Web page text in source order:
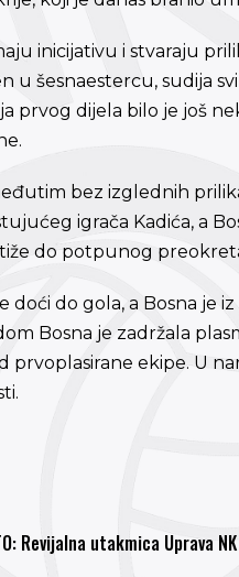
inicijativu i stvaraju
u šesnaestercu, sudija
prvog dijela bilo je još
bez izglednih
igrača Kadića, a
do potpunog preokreta
doći do gola, a Bosna je
Bosna je zadržala
prvoplasirane ekipe. U